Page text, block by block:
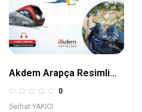
Akdem Arapça Resimli
Sözlük
0
Serhat YAKICI